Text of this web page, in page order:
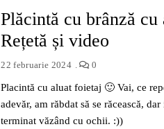
Plăcintă cu brânză
Rețetă și video
22 februarie 2024 0
Placintă cu aluat foietaj 🙂 Vai, ce
adevăr, am răbdat să se răcească,
terminat văzând cu ochii. :))